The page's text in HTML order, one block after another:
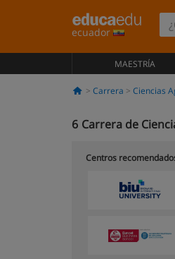
ecuador
MAESTRÍA
Carrera Ciencias
6 Carrera de
Centros